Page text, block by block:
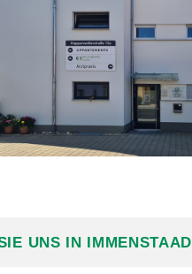
UNS IN IMMENSTAAD